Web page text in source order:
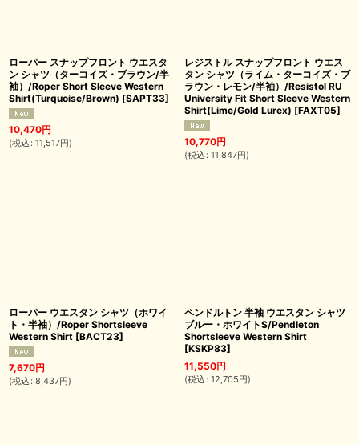
ローパー スナップフロント ウエスタ
ン シャツ（ターコイズ・ブラウン/半
袖）/Roper Short Sleeve Western
Shirt(Turquoise/Brown) [SAPT33]
10,470円
(税込 : 11,517円)
レジストル スナップフロント ウエス
タン シャツ（ライム・ターコイズ・ブ
ラウン・レモン/半袖）/Resistol RU
University Fit Short Sleeve Western
Shirt(Lime/Gold Lurex) [FAXT05]
10,770円
(税込 : 11,847円)
ローパー ウエスタン シャツ（ホワイ
ト・半袖）/Roper Shortsleeve
Western Shirt [BACT23]
7,670円
(税込 : 8,437円)
ペンドルトン 半袖 ウエスタン シャツ
ブルー・ホワイトS/Pendleton
Shortsleeve Western Shirt
[KSKP83]
11,550円
(税込 : 12,705円)